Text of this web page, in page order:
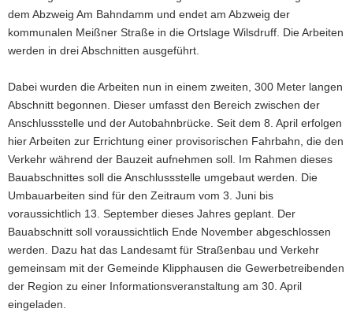
o
n
dem Abzweig Am Bahndamm und endet am Abzweig der
kommunalen Meißner Straße in die Ortslage Wilsdruff. Die Arbeiten
werden in drei Abschnitten ausgeführt.
Dabei wurden die Arbeiten nun in einem zweiten, 300 Meter langen
Abschnitt begonnen. Dieser umfasst den Bereich zwischen der
Anschlussstelle und der Autobahnbrücke. Seit dem 8. April erfolgen
hier Arbeiten zur Errichtung einer provisorischen Fahrbahn, die den
Verkehr während der Bauzeit aufnehmen soll. Im Rahmen dieses
Bauabschnittes soll die Anschlussstelle umgebaut werden. Die
Umbauarbeiten sind für den Zeitraum vom 3. Juni bis
voraussichtlich 13. September dieses Jahres geplant. Der
Bauabschnitt soll voraussichtlich Ende November abgeschlossen
werden. Dazu hat das Landesamt für Straßenbau und Verkehr
gemeinsam mit der Gemeinde Klipphausen die Gewerbetreibenden
der Region zu einer Informationsveranstaltung am 30. April
eingeladen.